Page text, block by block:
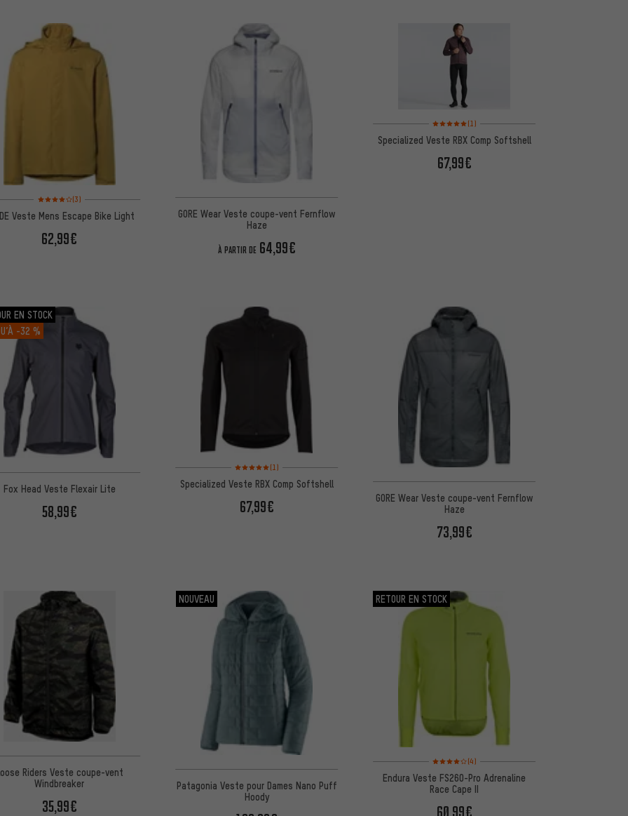
Note moyenne : 4 sur 5 d'après 3 avis
(3)
Veste Mens Escape Bike Light
62,99€
GORE Wear Veste coupe-vent Fernflow
Haze
À PARTIR DE 64,99€
Note moyenne : 5 sur 5 d'après 1 avis
(1)
Specialized Veste RBX Comp Softshell
67,99€
EN STOCK
-32 %
Fox Head Veste Flexair Lite
58,99€
Note moyenne : 5 sur 5 d'après 1 avis
(1)
Specialized Veste RBX Comp Softshell
67,99€
GORE Wear Veste coupe-vent Fernflow
Haze
73,99€
Riders Veste coupe-vent
Windbreaker
35,99€
NOUVEAU
Patagonia Veste pour Dames Nano Puff
Hoody
RETOUR EN STOCK
Note moyenne : 4 sur 5 d'après 4 avis
(4)
Endura Veste FS260-Pro Adrenaline
Race Cape II
60,99€